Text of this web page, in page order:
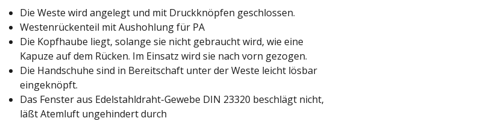
Die Weste wird angelegt und mit Druckknöpfen geschlossen.
Westenrückenteil mit Aushohlung für PA
Die Kopfhaube liegt, solange sie nicht gebraucht wird, wie eine
Kapuze auf dem Rücken. Im Einsatz wird sie nach vorn gezogen.
Die Handschuhe sind in Bereitschaft unter der Weste leicht lösbar
eingeknöpft.
Das Fenster aus Edelstahldraht-Gewebe DIN 23320 beschlägt nicht,
läßt Atemluft ungehindert durch